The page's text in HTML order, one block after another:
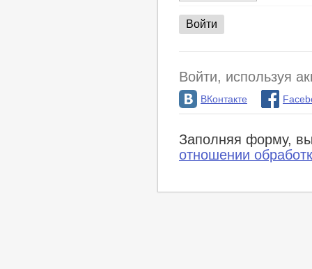
Войти, используя
ВКонтакте
Заполняя форму,
отношении